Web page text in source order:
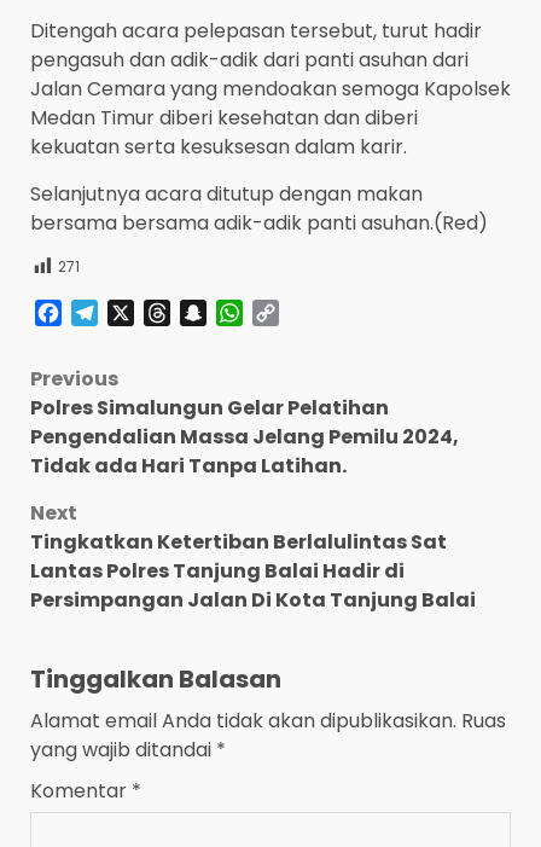
Ditengah acara pelepasan tersebut, turut hadir
pengasuh dan adik-adik dari panti asuhan dari
Jalan Cemara yang mendoakan semoga Kapolsek
Medan Timur diberi kesehatan dan diberi
kekuatan serta kesuksesan dalam karir.
Selanjutnya acara ditutup dengan makan
bersama bersama adik-adik panti asuhan.(Red)
271
Facebook
TelegramThreadsSnapchatWhatsApp
Post
navigation
Previous
Polres Simalungun Gelar Pelatihan
Pengendalian Massa Jelang Pemilu 2024,
Tidak ada Hari Tanpa Latihan.
Next
Tingkatkan Ketertiban Berlalulintas Sat
Lantas Polres Tanjung Balai Hadir di
Persimpangan Jalan Di Kota Tanjung Balai
Tinggalkan Balasan
Alamat email Anda tidak akan dipublikasikan. Ruas
yang wajib ditandai *
Komentar *